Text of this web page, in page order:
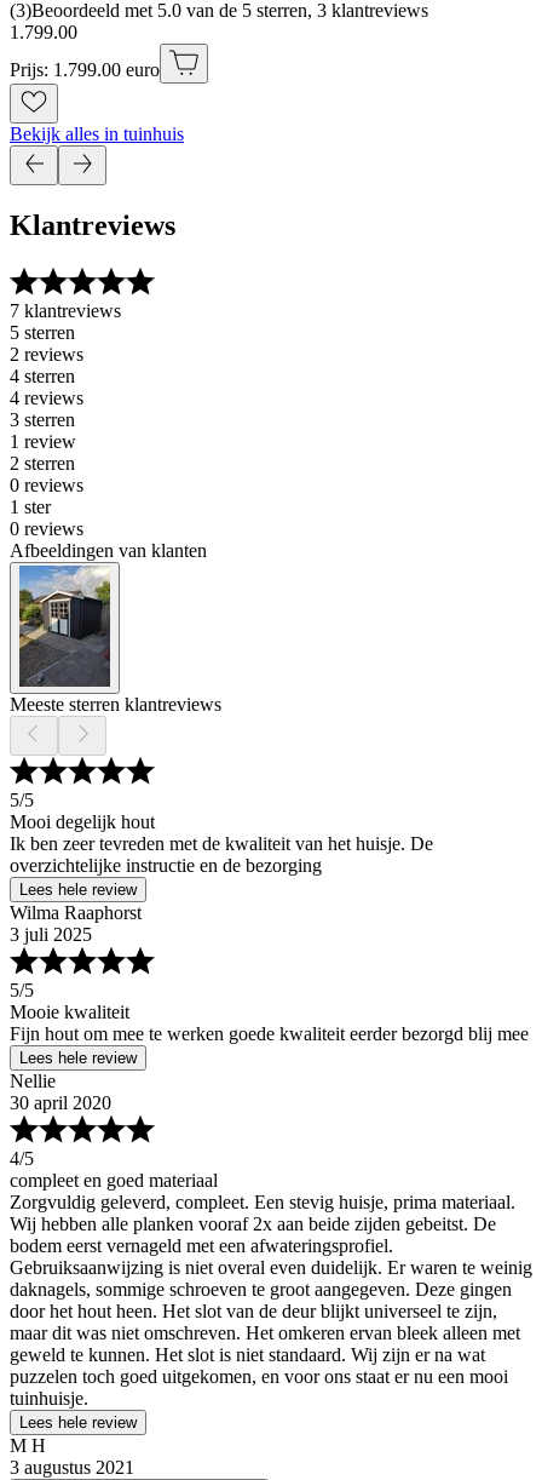
(3)Beoordeeld met 5.0 van de 5 sterren, 3 klantreviews
1 .799.00
Prijs: 1.799.00 euro
Bekijk alles in tuinhuis
Klantreviews
7 klantreviews
5 sterren
2 reviews
4 sterren
4 reviews
3 sterren
1 review
2 sterren
0 reviews
1 ster
0 reviews
Afbeeldingen van klanten
Meeste sterren klantreviews
5/5
Mooi degelijk hout
Ik ben zeer tevreden met de kwaliteit van het huisje. De
overzichtelijke instructie en de bezorging
Lees hele review
Wilma Raaphorst
3 juli 2025
5/5
Mooie kwaliteit
Fijn hout om mee te werken goede kwaliteit eerder bezorgd blij mee
Lees hele review
Nellie
30 april 2020
4/5
compleet en goed materiaal
Zorgvuldig geleverd, compleet. Een stevig huisje, prima materiaal.
Wij hebben alle planken vooraf 2x aan beide zijden gebeitst. De
bodem eerst vernageld met een afwateringsprofiel.
Gebruiksaanwijzing is niet overal even duidelijk. Er waren te weinig
daknagels, sommige schroeven te groot aangegeven. Deze gingen
door het hout heen. Het slot van de deur blijkt universeel te zijn,
maar dit was niet omschreven. Het omkeren ervan bleek alleen met
geweld te kunnen. Het slot is niet standaard. Wij zijn er na wat
puzzelen toch goed uitgekomen, en voor ons staat er nu een mooi
tuinhuisje.
Lees hele review
M H
3 augustus 2021